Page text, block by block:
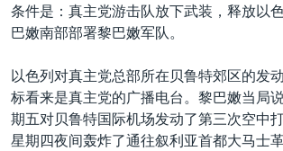
导
跳
到
检
印太
欧洲
非洲
经济·金融·贸易
科教·文娱·体健
军事
美中关系
白宫要闻
国会报道
VOA视频
VOA今日焦点
中文广播
条件是：真主党游击队放下武装，释放以
巴嫩南部部署黎巴嫩军队。
以色列对真主党总部所在贝鲁特郊区的发
标看来是真主党的广播电台。黎巴嫩当局
期五对贝鲁特国际机场发动了第三次空中
星期四夜间轰炸了通往叙利亚首都大马士